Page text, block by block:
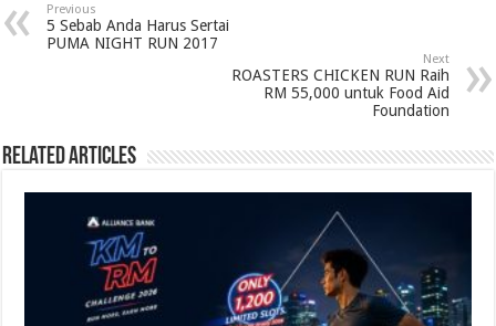
Previous
5 Sebab Anda Harus Sertai
PUMA NIGHT RUN 2017
Next
ROASTERS CHICKEN RUN Raih
RM 55,000 untuk Food Aid
Foundation
Related Articles